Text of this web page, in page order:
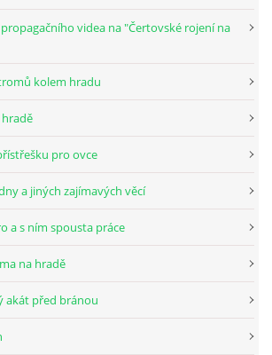
propagačního videa na "Čertovské rojení na
kolem hradu
hradě
pro ovce
a jiných zajímavých věcí
a s ním spousta práce
na hradě
akát před bránou